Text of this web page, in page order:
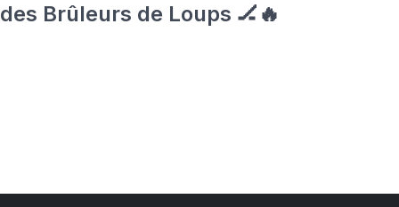
des Brûleurs de Loups 🏒🔥